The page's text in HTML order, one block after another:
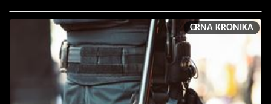
CRNA KRONIKA